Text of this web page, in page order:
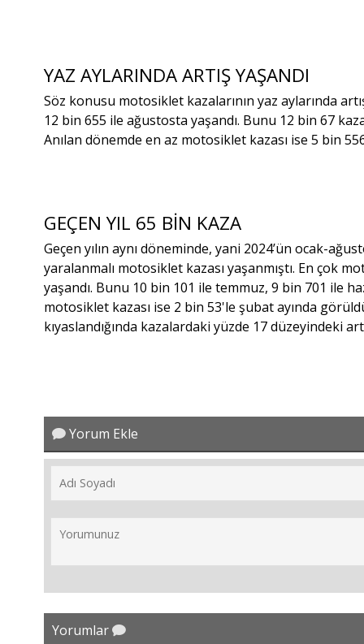
YAZ AYLARINDA ARTIŞ YAŞANDI
Söz konusu motosiklet kazalarının yaz aylarında
12 bin 655 ile ağustosta yaşandı. Bunu 12 bin 67
Anılan dönemde en az motosiklet kazası ise 5 bin
GEÇEN YIL 65 BİN KAZA
Geçen yılın aynı döneminde, yani 2024’ün ocak-
yaralanmalı motosiklet kazası yaşanmıştı. En çok
yaşandı. Bunu 10 bin 101 ile temmuz, 9 bin 701 ile
motosiklet kazası ise 2 bin 53'le şubat ayında
kıyaslandığında kazalardaki yüzde 17 düzeyindeki
Yorum Ekle
Yorumlar